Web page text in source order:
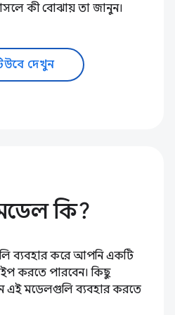
কী বোঝায় তা জানুন।
দেখুন
মডেল কি?
ব্যবহার করে আপনি একটি
করতে পারবেন। কিছু
এই মডেলগুলি ব্যবহার করতে